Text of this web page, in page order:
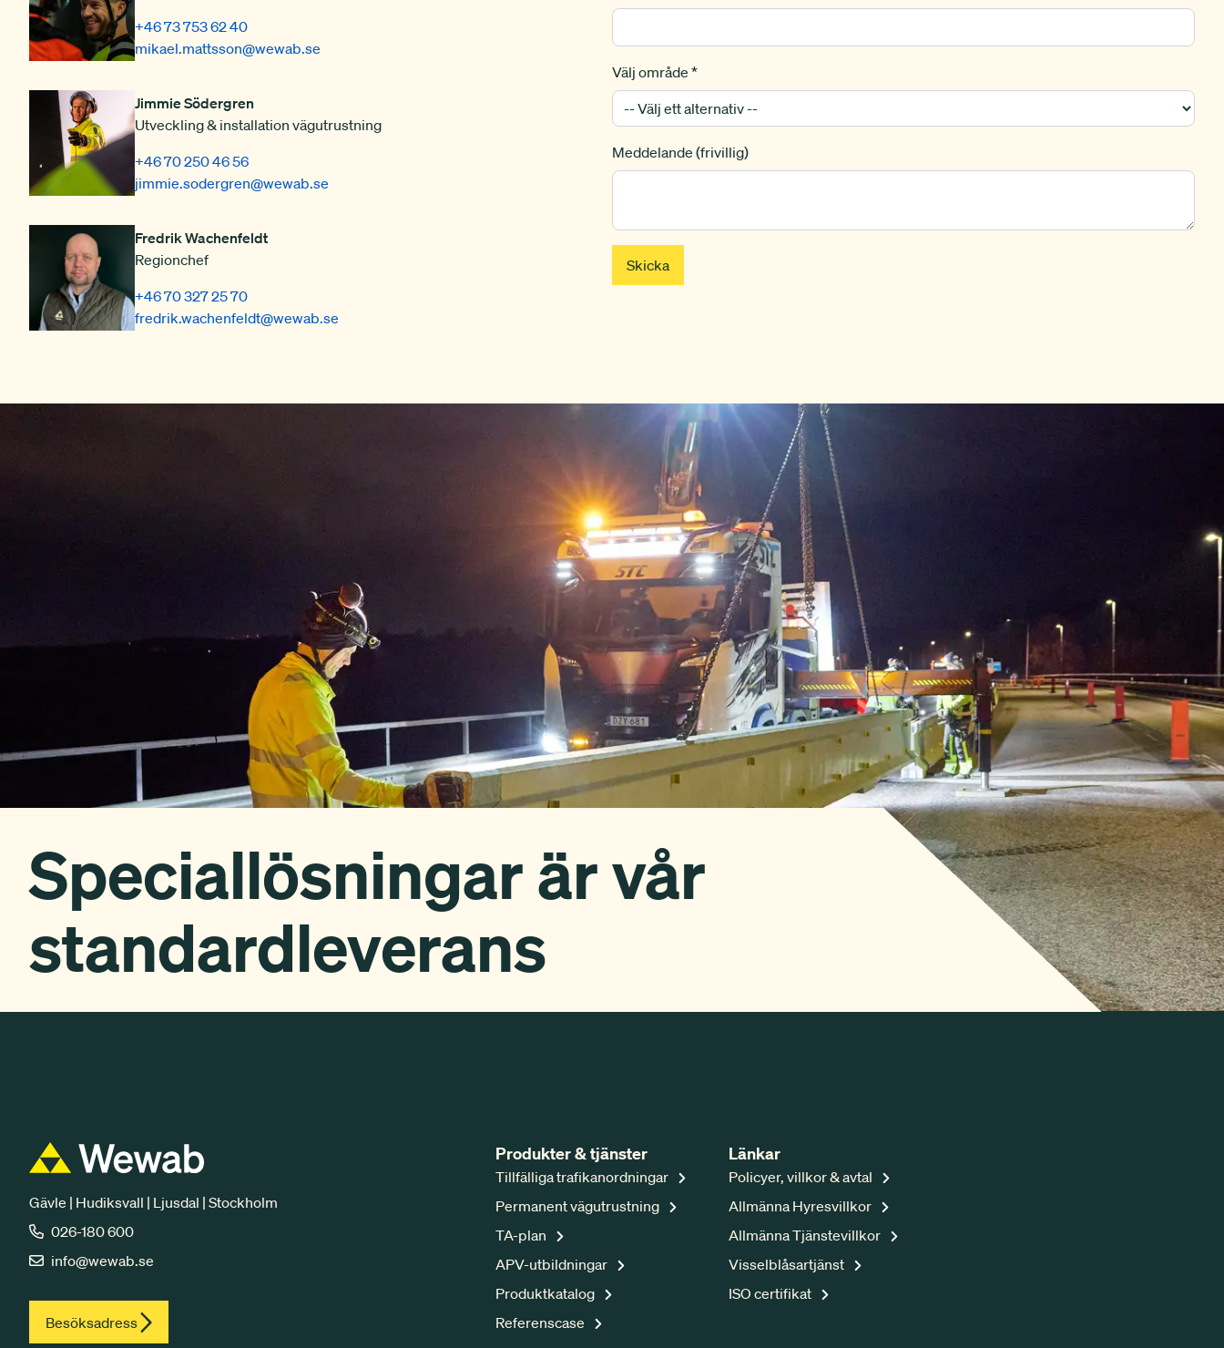
+46 73 753 62 40
mikael.mattsson@wewab.se
Jimmie Södergren
Utveckling & installation vägutrustning
+46 70 250 46 56
jimmie.sodergren@wewab.se
Fredrik Wachenfeldt
Regionchef
+46 70 327 25 70
fredrik.wachenfeldt@wewab.se
Välj område *
Meddelande (frivillig)
Skicka
Speciallösningar är vår
standardleverans
Gävle | Hudiksvall | Ljusdal | Stockholm
026-180 600
info@wewab.se
Besöksadress
Produkter & tjänster
Tillfälliga trafikanordningar
Permanent vägutrustning
TA-plan
APV-utbildningar
Produktkatalog
Referenscase
Länkar
Policyer, villkor & avtal
Allmänna Hyresvillkor
Allmänna Tjänstevillkor
Visselblåsartjänst
ISO certifikat